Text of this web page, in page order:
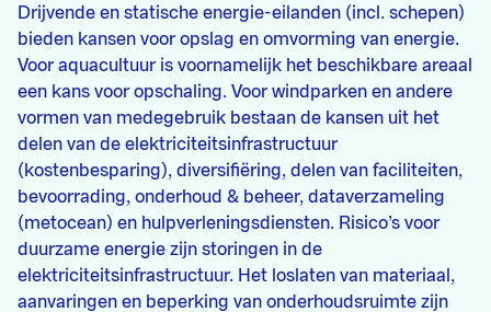
Drijvende en statische energie-eilanden (incl. schepen)
bieden kansen voor opslag en omvorming van energie.
Voor aquacultuur is voornamelijk het beschikbare areaal
een kans voor opschaling. Voor windparken en andere
vormen van medegebruik bestaan de kansen uit het
delen van de elektriciteitsinfrastructuur
(kostenbesparing), diversifiëring, delen van faciliteiten,
bevoorrading, onderhoud & beheer, dataverzameling
(metocean) en hulpverleningsdiensten. Risico’s voor
duurzame energie zijn storingen in de
elektriciteitsinfrastructuur. Het loslaten van materiaal,
aanvaringen en beperking van onderhoudsruimte zijn